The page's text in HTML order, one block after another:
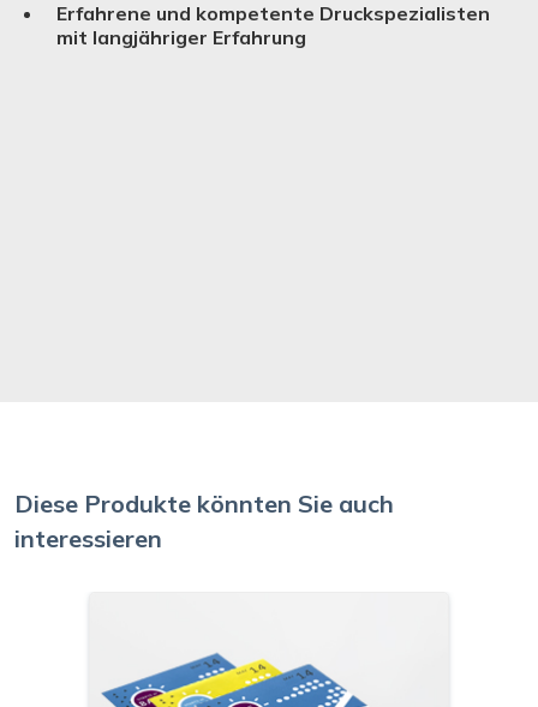
Erfahrene und kompetente Druckspezialisten
mit langjähriger Erfahrung
Diese Produkte könnten Sie auch
interessieren